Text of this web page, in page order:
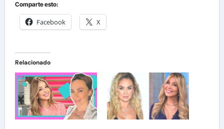
Comparte esto:
Facebook X
Relacionado